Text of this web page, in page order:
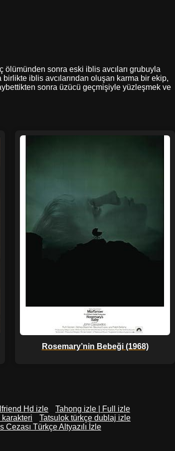
ölümünden sonra eski iblis avcıları grubuyla
iblis avcılarından oluşan karma bir ekip,
sonra üzücü geçmişiyle yüzleşmek ve
Rosemary’nin Bebeği (1968)
Hd izle
Tahong izle | Full izle
Tatsulok türkçe dublaj izle
Cezası Türkçe Altyazılı İzle